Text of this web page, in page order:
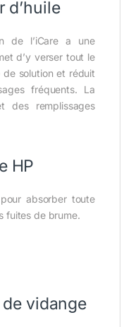
d’huile
de l’iCare a une
d’y verser tout le
de solution et réduit
fréquents. La
des remplissages
HP
absorber toute
fuites de brume.
vidange